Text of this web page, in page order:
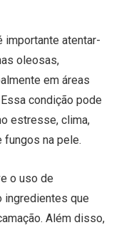
importante atentar-
oleosas,
em áreas
condição pode
estresse, clima,
na pele.
o uso de
ingredientes que
Além disso,